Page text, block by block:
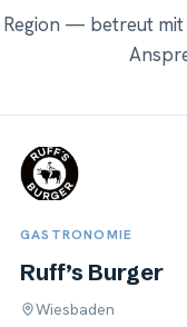
— betreut
GASTRONOMIE
Ruff’s Burger
Wiesbaden